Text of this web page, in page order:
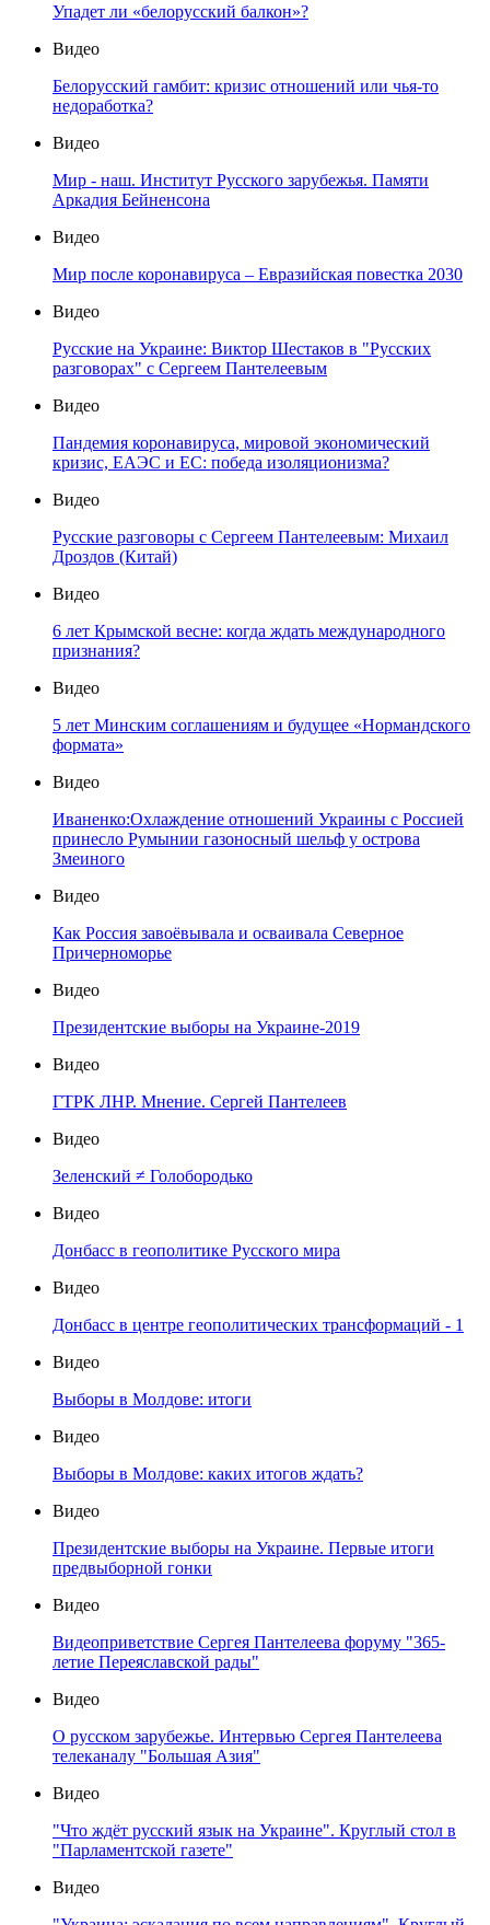
Упадет ли «белорусский балкон»?
Видео
Белорусский гамбит: кризис отношений или чья-то
недоработка?
Видео
Мир - наш. Институт Русского зарубежья. Памяти
Аркадия Бейненсона
Видео
Мир после коронавируса – Евразийская повестка 2030
Видео
Русские на Украине: Виктор Шестаков в "Русских
разговорах" с Сергеем Пантелеевым
Видео
Пандемия коронавируса, мировой экономический
кризис, ЕАЭС и ЕС: победа изоляционизма?
Видео
Русские разговоры с Сергеем Пантелеевым: Михаил
Дроздов (Китай)
Видео
6 лет Крымской весне: когда ждать международного
признания?
Видео
5 лет Минским соглашениям и будущее «Нормандского
формата»
Видео
Иваненко:Охлаждение отношений Украины с Россией
принесло Румынии газоносный шельф у острова
Змеиного
Видео
Как Россия завоёвывала и осваивала Северное
Причерноморье
Видео
Президентские выборы на Украине-2019
Видео
ГТРК ЛНР. Мнение. Сергей Пантелеев
Видео
Зеленский ≠ Голобородько
Видео
Донбасс в геополитике Русского мира
Видео
Донбасс в центре геополитических трансформаций - 1
Видео
Выборы в Молдове: итоги
Видео
Выборы в Молдове: каких итогов ждать?
Видео
Президентские выборы на Украине. Первые итоги
предвыборной гонки
Видео
Видеоприветствие Сергея Пантелеева форуму "365-
летие Переяславской рады"
Видео
О русском зарубежье. Интервью Сергея Пантелеева
телеканалу "Большая Азия"
Видео
"Что ждёт русский язык на Украине". Круглый стол в
"Парламентской газете"
Видео